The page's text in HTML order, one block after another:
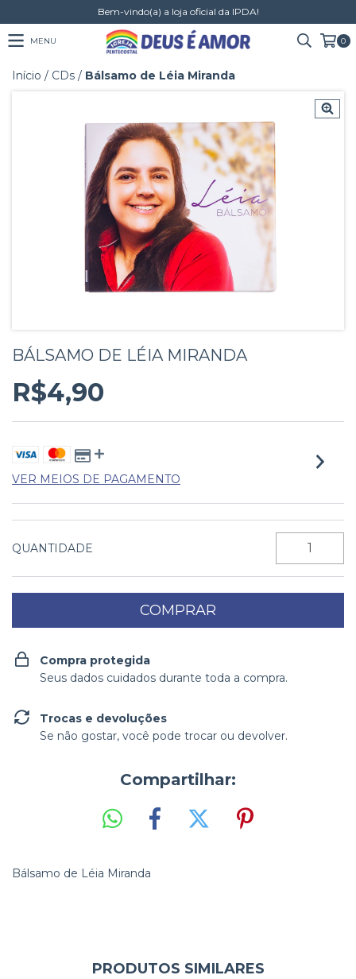
Bem-vindo(a) a loja oficial da IPDA!
MENU 0
Início / CDs / Bálsamo de Léia Miranda
BÁLSAMO DE LÉIA MIRANDA
R$4,90
VER MEIOS DE PAGAMENTO
QUANTIDADE
Compra protegida
Seus dados cuidados durante toda a compra.
Trocas e devoluções
Se não gostar, você pode trocar ou devolver.
Compartilhar:
Bálsamo de Léia Miranda
PRODUTOS SIMILARES